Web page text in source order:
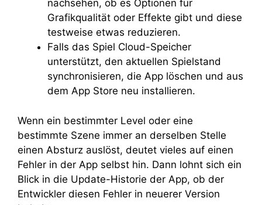
nachsehen, ob es Optionen für
Grafikqualität oder Effekte gibt und diese
testweise etwas reduzieren.
Falls das Spiel Cloud-Speicher
unterstützt, den aktuellen Spielstand
synchronisieren, die App löschen und aus
dem App Store neu installieren.
Wenn ein bestimmter Level oder eine
bestimmte Szene immer an derselben Stelle
einen Absturz auslöst, deutet vieles auf einen
Fehler in der App selbst hin. Dann lohnt sich ein
Blick in die Update-Historie der App, ob der
Entwickler diesen Fehler in neuerer Version